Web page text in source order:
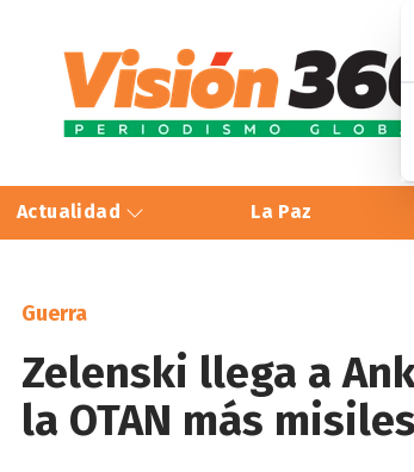
Actualidad La Paz
Guerra
Zelenski llega a
la OTAN más